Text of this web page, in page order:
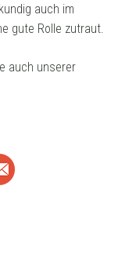
auch im
gute Rolle zutraut.
auch unserer